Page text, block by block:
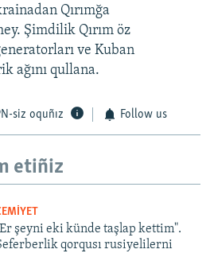
Qırımğa
Şimdilik Qırım öz
ve Kuban
ağını qullana.
siz oquñız Follow us
etiñiz
şeyni eki künde taşlap kettim".
qorqusı rusiyelilerni